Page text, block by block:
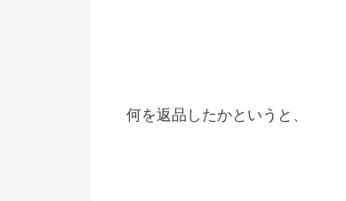
何を返品したかというと、